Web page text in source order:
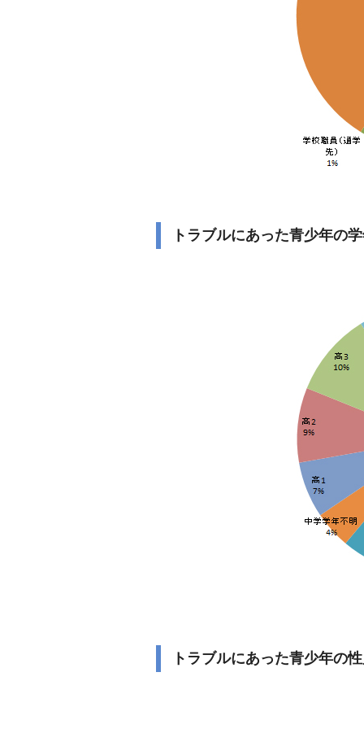
トラブルにあった青少年の
トラブルにあった青少年の